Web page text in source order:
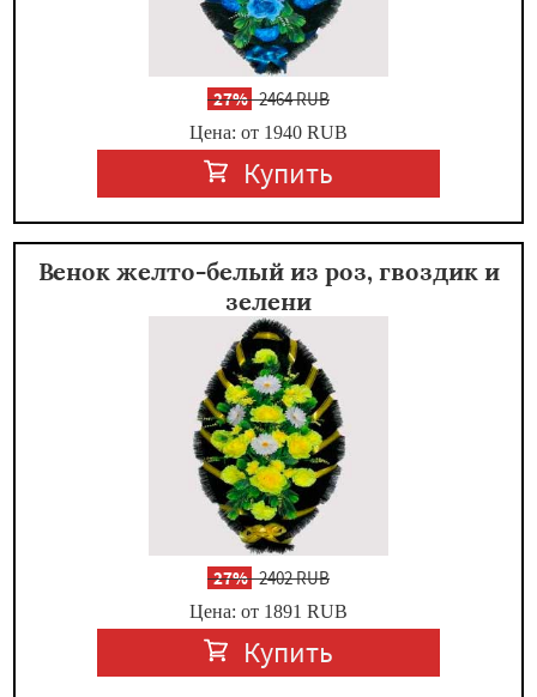
-27%2464 RUB
Цена: от 1940 RUB
Купить
Венок желто-белый из роз, гвоздик и
зелени
-27%2402 RUB
Цена: от 1891 RUB
Купить